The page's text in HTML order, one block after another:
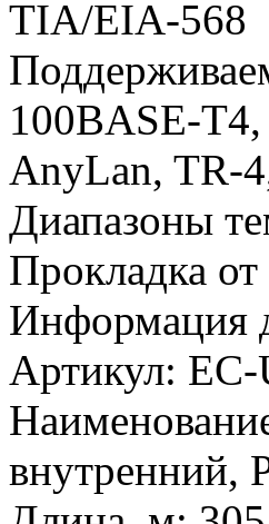
TIA/EIA-568
100BASE-
AnyLan, TR-
Диапазоны
Прокладка
Информация
Артикул:
внутренний,